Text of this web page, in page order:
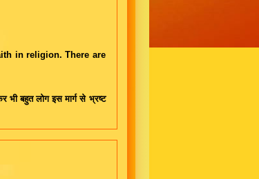
in religion. There are
भी बहुत लोग इस मार्ग से भ्रष्ट